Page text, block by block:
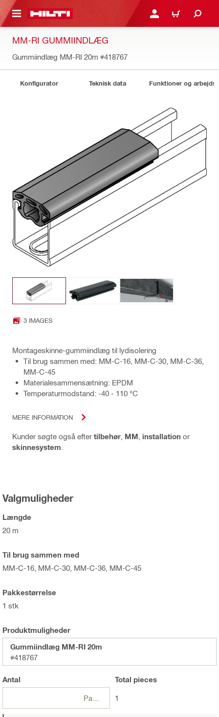
HOVEDINDHOLD LOG IND ELLER
INDKØBSKURV
MM-RI GUMMIINDLÆG
Gummiindlæg MM-RI 20m #418767
Konfigurator Teknisk data Funktioner og
3 IMAGES
Montageskinne-gummiindlæg til lydisolering
Til brug sammen med: MM-C-16, MM-C-30, MM-C-36,
MM-C-45
Materialesammensætning: EPDM
Temperaturmodstand: -40 - 110 °C
MERE INFORMATION
Kunder søgte også efter tilbehør MM installation or
skinnesystem
Valgmuligheder
Længde
20 m
Til brug sammen med
MM-C-16, MM-C-30, MM-C-36, MM-C-45
Pakkestørrelse
1 stk
Produktmuligheder
Gummiindlæg MM-RI 20m
#418767
Antal Total pieces
1